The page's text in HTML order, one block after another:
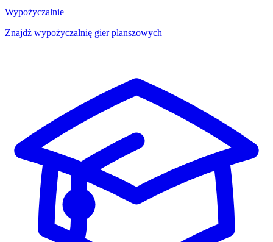
Wypożyczalnie
Znajdź wypożyczalnię gier planszowych